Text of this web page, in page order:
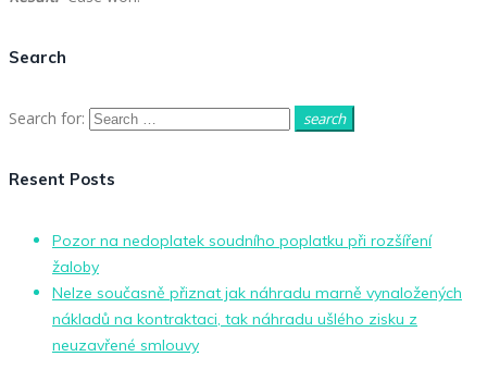
Search
Search for: search
Resent Posts
Pozor na nedoplatek soudního poplatku při rozšíření
žaloby
Nelze současně přiznat jak náhradu marně vynaložených
nákladů na kontraktaci, tak náhradu ušlého zisku z
neuzavřené smlouvy